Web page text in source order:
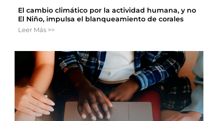
El cambio climático por la actividad humana, y no
El Niño, impulsa el blanqueamiento de corales
Leer Más >>